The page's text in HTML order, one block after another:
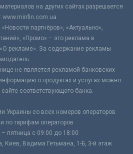
на других сайтах разрешается
www.minfin.com.ua
партнёров», «Актуально»,
«Промо» – это реклама в
рекламе». За содержание рекламы
не является рекламой банковских
о продуктах и услугах можно
соответствующего банка.
Украины со всех номеров операторов
по тарифам операторов
пятница с 09:00 до 18:00
Киев, Вадима Гетьмана, 1-Б, 3-й этаж